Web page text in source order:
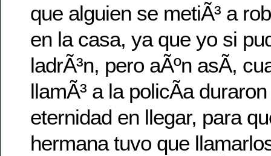
que alguien se metiÃ³ a
en la casa, ya que yo si
ladrÃ³n, pero aÃºn asÃ­,
llamÃ³ a la policÃ­a
eternidad en llegar, para
hermana tuvo que